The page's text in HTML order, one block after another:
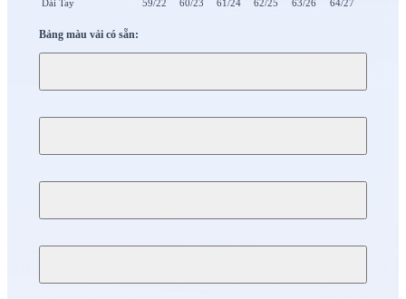
Dài Tay 59/22 60/23 61/24 62/25 63/26 64/27
Bảng màu vải có sẵn: